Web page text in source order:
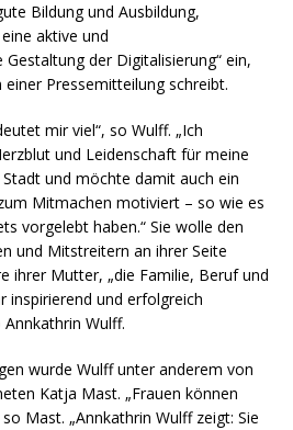
Bildung und Ausbildung,
aktive und
der Digitalisierung“ ein,
Pressemitteilung schreibt.
mir viel“, so Wulff. „Ich
und Leidenschaft für meine
und möchte damit auch ein
Mitmachen motiviert – so wie es
vorgelebt haben.“ Sie wolle den
und Mitstreitern an ihrer Seite
ihrer Mutter, „die Familie, Beruf und
inspirierend und erfolgreich
Wulff.
wurde Wulff unter anderem von
Katja Mast. „Frauen können
Mast. „Annkathrin Wulff zeigt: Sie